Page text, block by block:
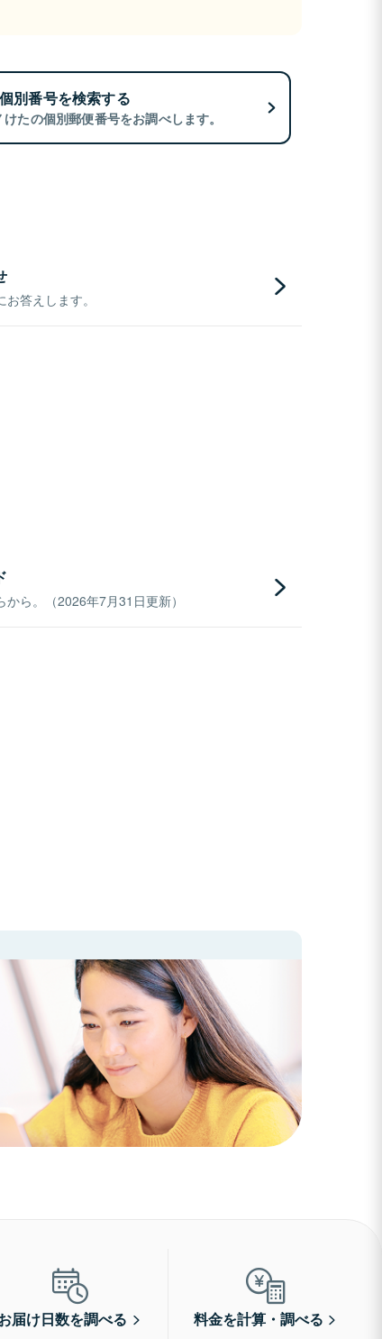
別番号を検索する
たの個別郵便番号をお調べします。
答えします。
ら。（2026年7月31日更新）
届け日数を調べる 料金を計算・調べる